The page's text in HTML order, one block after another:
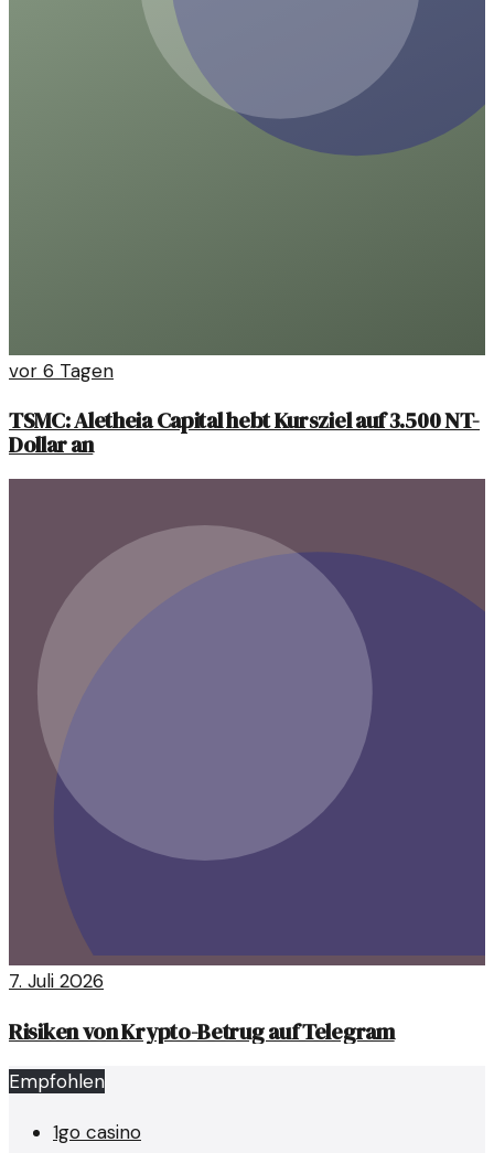
vor 6 Tagen
TSMC: Aletheia Capital hebt Kursziel auf 3.500 NT-
Dollar an
7. Juli 2026
Risiken von Krypto-Betrug auf Telegram
Empfohlen
1go casino